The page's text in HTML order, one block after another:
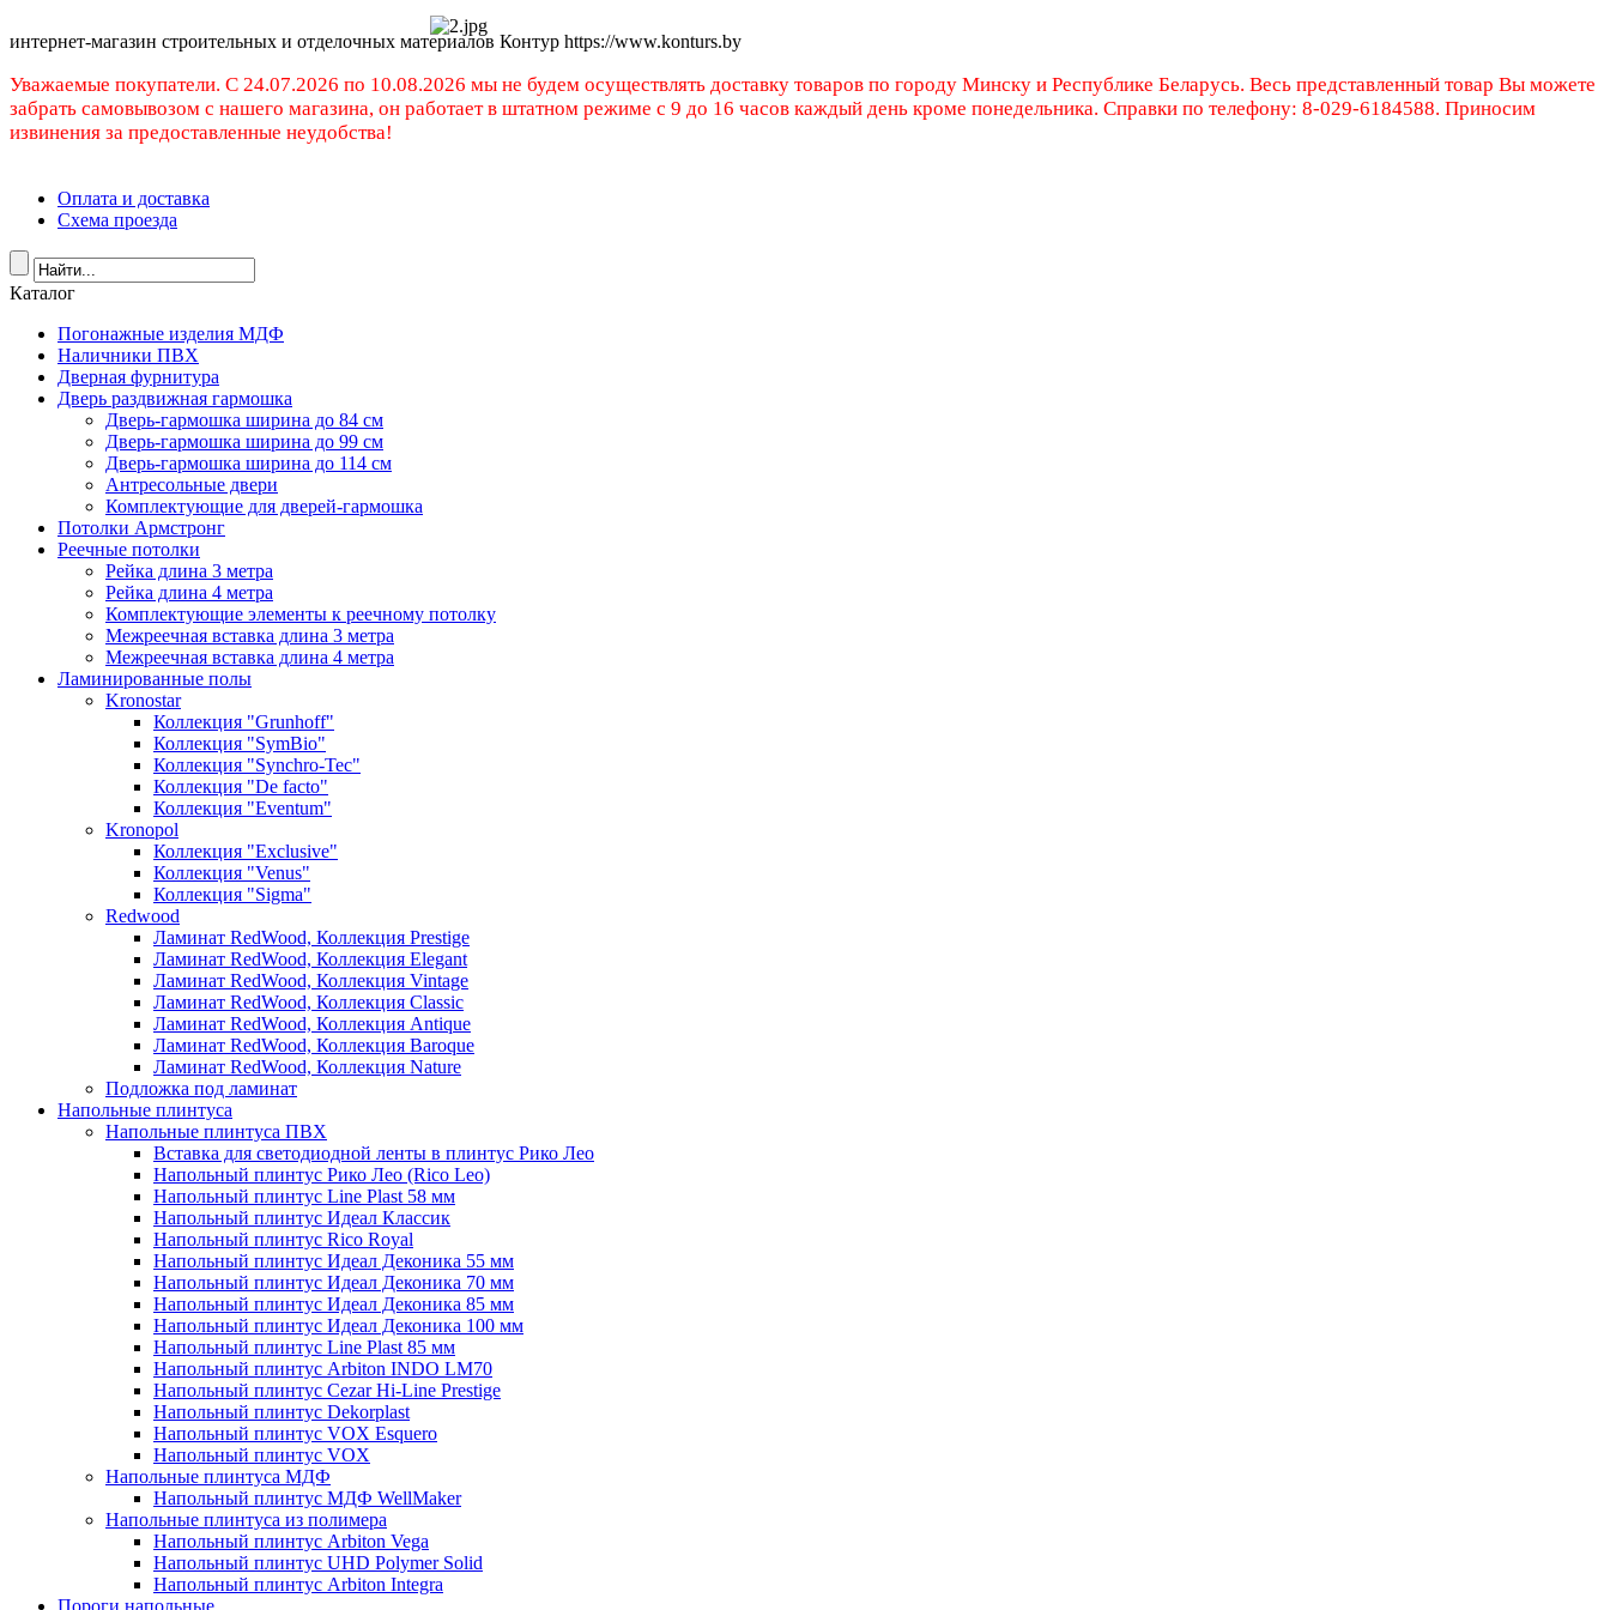
интернет-магазин строительных и отделочных материалов Контур https://www.konturs.by
Уважаемые покупатели. C 24.07.2026 по 10.08.2026 мы не будем осуществлять доставку товаров по городу Минску и Республике Беларусь. Весь представленный товар Вы можете
забрать самовывозом с нашего магазина, он работает в штатном режиме с 9 до 16 часов каждый день кроме понедельника. Справки по телефону: 8-029-6184588. Приносим
извинения за предоставленные неудобства!
Оплата и доставка
Схема проезда
Каталог
Погонажные изделия МДФ
Наличники ПВХ
Дверная фурнитура
Дверь раздвижная гармошка
Дверь-гармошка ширина до 84 см
Дверь-гармошка ширина до 99 см
Дверь-гармошка ширина до 114 см
Антресольные двери
Комплектующие для дверей-гармошка
Потолки Армстронг
Реечные потолки
Рейка длина 3 метра
Рейка длина 4 метра
Комплектующие элементы к реечному потолку
Межреечная вставка длина 3 метра
Межреечная вставка длина 4 метра
Ламинированные полы
Kronostar
Коллекция "Grunhoff"
Коллекция "SymBio"
Коллекция "Synchro-Tec"
Коллекция "De facto"
Коллекция "Eventum"
Kronopol
Коллекция "Exclusive"
Коллекция "Venus"
Коллекция "Sigma"
Redwood
Ламинат RedWood, Коллекция Prestige
Ламинат RedWood, Коллекция Elegant
Ламинат RedWood, Коллекция Vintage
Ламинат RedWood, Коллекция Classic
Ламинат RedWood, Коллекция Antique
Ламинат RedWood, Коллекция Baroque
Ламинат RedWood, Коллекция Nature
Подложка под ламинат
Напольные плинтуса
Напольные плинтуса ПВХ
Вставка для светодиодной ленты в плинтус Рико Лео
Напольный плинтус Рико Лео (Rico Leo)
Напольный плинтус Line Plast 58 мм
Напольный плинтус Идеал Классик
Напольный плинтус Rico Royal
Напольный плинтус Идеал Деконика 55 мм
Напольный плинтус Идеал Деконика 70 мм
Напольный плинтус Идеал Деконика 85 мм
Напольный плинтус Идеал Деконика 100 мм
Напольный плинтус Line Plast 85 мм
Напольный плинтус Arbiton INDO LM70
Напольный плинтус Cezar Hi-Line Prestige
Напольный плинтус Dekorplast
Напольный плинтус VOX Esquero
Напольный плинтус VOX
Напольные плинтуса МДФ
Напольный плинтус МДФ WellMaker
Напольные плинтуса из полимера
Напольный плинтус Arbiton Vega
Напольный плинтус UHD Polymer Solid
Напольный плинтус Arbiton Integra
Пороги напольные